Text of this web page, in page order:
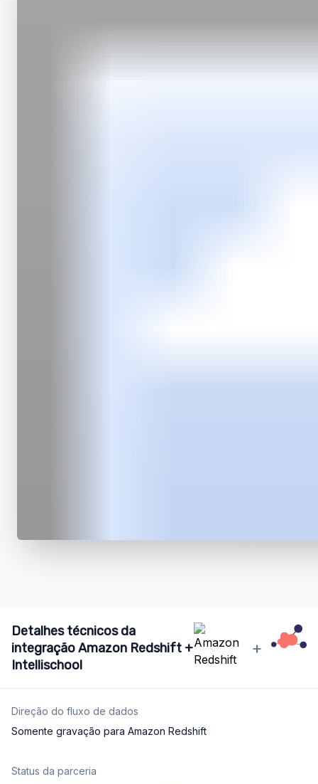
Detalhes técnicos da
integração Amazon Redshift +
Intellischool
+
Direção do fluxo de dados
Somente gravação para Amazon Redshift
Status da parceria